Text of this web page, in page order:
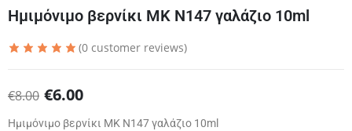
Ημιμόνιμο βερνίκι ΜΚ Ν147 γαλάζιο 10ml
(0 customer reviews)
€8.00 €6.00
Ημιμόνιμο βερνίκι ΜΚ Ν147 γαλάζιο 10ml